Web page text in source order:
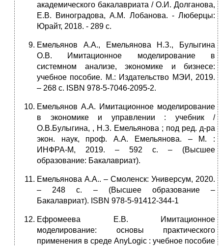
академического бакалавриата / О.И. Долганова,
Е.В. Виноградова, А.М. Лобанова. - Люберцы:
Юрайт, 2018. - 289 c.
Емельянов А.А., Емельянова Н.З., Булыгина
О.В. Имитационное моделирование в
системном анализе, экономике и бизнесе:
учебное пособие. М.: Издательство МЭИ, 2019.
– 268 с. ISBN 978-5-7046-2095-2.
Емельянов А.А. Имитационное моделирование
в экономике и управлении : учебник /
О.В.Булыгина, , Н.З. Емельянова ; под ред. д-ра
экон. наук, проф. А.А. Емельянова. – М. :
ИНФРА-М, 2019. – 592 с. – (Высшее
образование: Бакалавриат).
Емельянова А.А.. – Смоленск: Универсум, 2020.
– 248 с. – (Высшее образование –
Бакалавриат). ISBN 978-5-91412-344-1
Ефромеева Е.В. Имитационное
моделирование: основы практического
применения в среде AnyLogic : учебное пособие